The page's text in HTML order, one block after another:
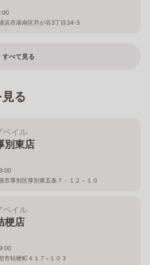
浜市港南区芹が谷3丁目34-5
すべて見る
る
ベイル
別東店
市厚別区厚別東五条７－１２－１０
ベイル
梗店
市桔梗町４１７−１０３